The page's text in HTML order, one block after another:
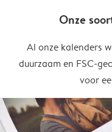
Onze
Al onze kalenders
duurzaam en FSC-
voor